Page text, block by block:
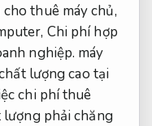
thuê máy chủ,
Chi phí hợp
nghiệp. máy
lượng cao tại
chi phí thuê
phải chăng